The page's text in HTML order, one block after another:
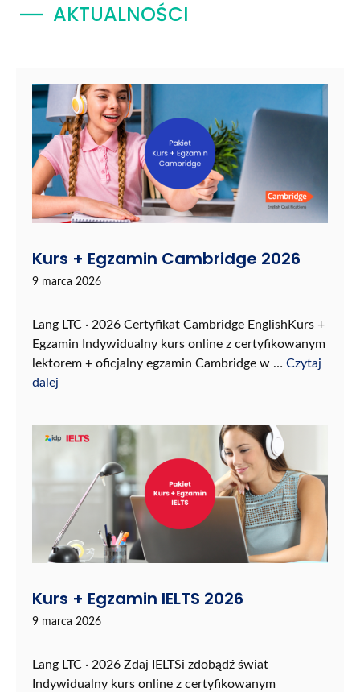
AKTUALNOŚCI
Kurs + Egzamin Cambridge 2026
9 marca 2026
Lang LTC · 2026 Certyfikat Cambridge EnglishKurs +
Egzamin Indywidualny kurs online z certyfikowanym
lektorem + oficjalny egzamin Cambridge w … Czytaj
dalej
Kurs + Egzamin IELTS 2026
9 marca 2026
Lang LTC · 2026 Zdaj IELTSi zdobądź świat
Indywidualny kurs online z certyfikowanym